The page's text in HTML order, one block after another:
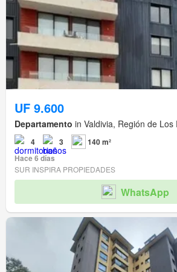
UF 9.600
Departamento in Valdivia, Región de Los
4 3
140 m²
Hace 6 días
SUR INSPIRA PROPIEDADES
WhatsApp